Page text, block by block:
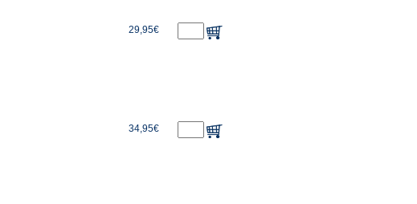
29,95€
34,95€